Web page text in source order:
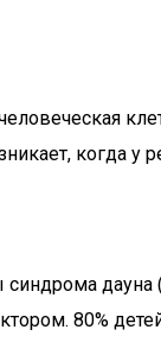
когда у
80%